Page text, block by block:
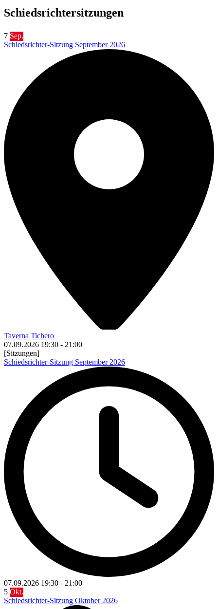
Schiedsrichtersitzungen
7 Sep.
Schiedsrichter-Sitzung September 2026
Taverna Tichero
07.09.2026 19:30 - 21:00
[Sitzungen]
Schiedsrichter-Sitzung September 2026
07.09.2026 19:30 - 21:00
5 Okt.
Schiedsrichter-Sitzung Oktober 2026